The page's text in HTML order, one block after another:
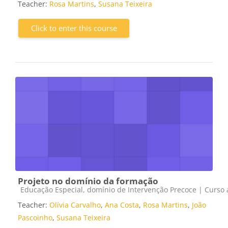
Teacher: Rosa Martins, Susana Teixeira
Click to enter this course
Projeto no domínio da formação
Course category
Educação Especial, domínio de Intervenção Precoce |
Teacher: Olívia Carvalho, Ana Costa, Rosa Martins, João
Pascoinho, Susana Teixeira